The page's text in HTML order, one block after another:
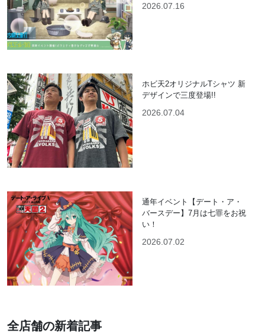
2026.07.16
ホビ天2オリジナルTシャツ 新
デザインで三度登場!!
2026.07.04
通年イベント【デート・ア・
バースデー】7月は七罪をお祝
い！
2026.07.02
全店舗の新着記事